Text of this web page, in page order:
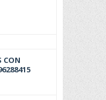
CON